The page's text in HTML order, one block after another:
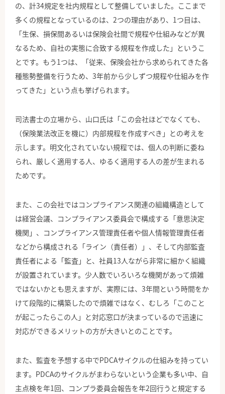
の、計34規定を社内規程として整備していました。ここまで
多くの規程となっているのは、2つの理由があり、1つ目は、
「生保、損保間あるいは保険会社間で規程や仕組みなどが異
なるため、自社の実態に合致する規程を作成した」というこ
とです。もう1つは、「従来、保険会社から求められてきた各
種態勢整備を行うため、3年前から少しずつ規程や仕組みを作
ってきた」という点も挙げられます。
司法書士の立場から、山口氏は「この会社ほどでなくても、
（保険業法改正を機に）内部規程を作成すべき」との考えを
示します。明文化されていない規程では、個人の判断に委ね
られ、厳しく適用する人、ゆるく適用する人の差が生まれる
ためです。
また、この会社ではコンプライアンス関連の組織構造として
は経営会議、コンプライアンス委員会で構成する「意思決定
機関」、コンプライアンス管理責任者や個人情報管理責任者
などから構成される「ライン（責任者）」、そして内部監査
責任者による「監査」と、社員13人ながら非常に細かく組織
が設置されています。少人数でいろいろな機関があって煩雑
ではないかとも思えますが、実際には、3年間という時間をか
けて段階的に構築したので煩雑ではなく、むしろ「このこと
が起こったらこの人」と対応窓口が決まっているので迅速に
対応ができるメリットの方が大きいとのことです。
また、監査を予想する中でPDCAサイクルの仕組みを持ってい
ます。PDCAのサイクルがまわらないという企業も多い中、自
主点検を年1回、コンプラ委員会報告を年2回行うと規定する